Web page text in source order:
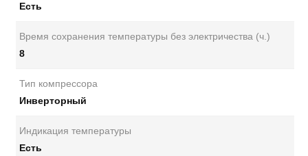
Есть
Время сохранения температуры без электричества (ч.)
8
Тип компрессора
Инверторный
Индикация температуры
Есть